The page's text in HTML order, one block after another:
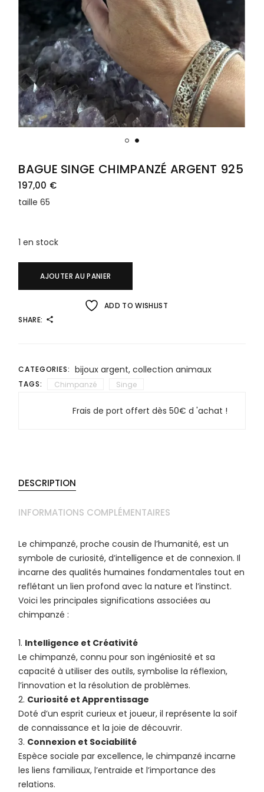
BAGUE SINGE CHIMPANZÉ ARGENT 925
197,00 €
taille 65
1 en stock
AJOUTER AU PANIER
ADD TO WISHLIST
SHARE:
CATEGORIES: bijoux argent, collection animaux
TAGS: Chimpanzé Singe
Frais de port offert dès 50€ d 'achat !
DESCRIPTION
INFORMATIONS COMPLÉMENTAIRES
Le chimpanzé, proche cousin de l’humanité, est un
symbole de curiosité, d’intelligence et de connexion. Il
incarne des qualités humaines fondamentales tout en
reflétant un lien profond avec la nature et l’instinct.
Voici les principales significations associées au
chimpanzé :
Intelligence et Créativité
Le chimpanzé, connu pour son ingéniosité et sa
capacité à utiliser des outils, symbolise la réflexion,
l’innovation et la résolution de problèmes.
Curiosité et Apprentissage
Doté d’un esprit curieux et joueur, il représente la soif
de connaissance et la joie de découvrir.
Connexion et Sociabilité
Espèce sociale par excellence, le chimpanzé incarne
les liens familiaux, l’entraide et l’importance des
relations.